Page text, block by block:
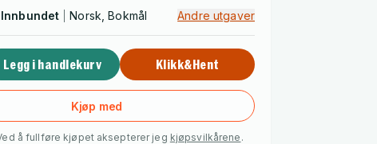
Innbundet Norsk, Bokmål Andre utgaver
Legg i handlekurv Klikk&Hent
Kjøp med
å fullføre kjøpet aksepterer jeg kjøpsvilkårene .